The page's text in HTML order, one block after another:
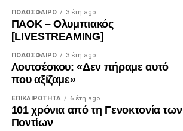
ΠΟΔΌΣΦΑΙΡΟ 3 έτη ago
ΠΑΟΚ – Ολυμπιακός
[LIVESTREAMING]
ΠΟΔΌΣΦΑΙΡΟ 3 έτη ago
Λουτσέσκου: «Δεν πήραμε αυτό
που αξίζαμε»
ΕΠΙΚΑΙΡΌΤΗΤΑ 6 έτη ago
101 χρόνια από τη Γενοκτονία των
Ποντίων